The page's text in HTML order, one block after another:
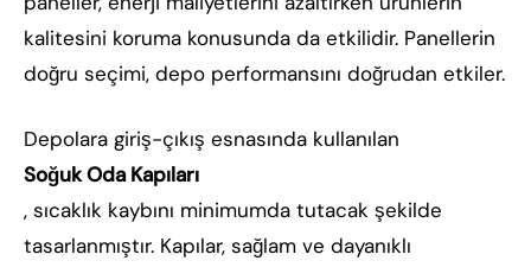
kalitesini koruma konusunda da etkilidir. Panellerin
doğru seçimi, depo performansını doğrudan etkiler.
Depolara giriş-çıkış esnasında kullanılan
Soğuk Oda Kapıları
, sıcaklık kaybını minimumda tutacak şekilde
tasarlanmıştır. Kapılar, sağlam ve dayanıklı